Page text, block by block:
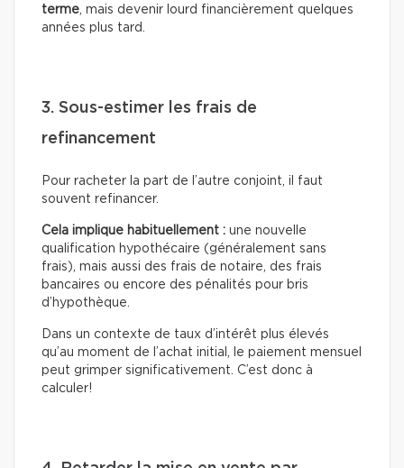
terme, mais devenir lourd financièrement quelques
années plus tard.
3. Sous-estimer les frais de
refinancement
Pour racheter la part de l’autre conjoint, il faut
souvent refinancer.
Cela implique habituellement : une nouvelle
qualification hypothécaire (généralement sans
frais), mais aussi des frais de notaire, des frais
bancaires ou encore des pénalités pour bris
d’hypothèque.
Dans un contexte de taux d’intérêt plus élevés
qu’au moment de l’achat initial, le paiement mensuel
peut grimper significativement. C’est donc à
calculer!